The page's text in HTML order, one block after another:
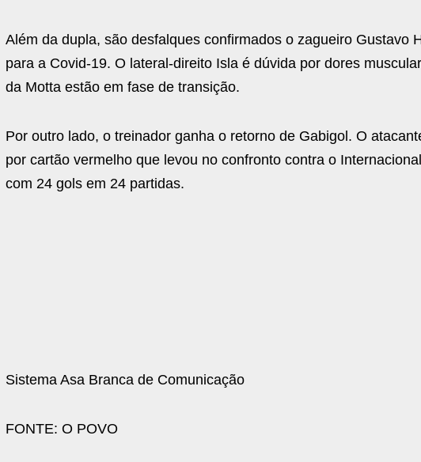
Além da dupla, são desfalques confirmados o zagueiro
para a Covid-19. O lateral-direito Isla é dúvida por dores
da Motta estão em fase de transição.
Por outro lado, o treinador ganha o retorno de Gabigol. O
por cartão vermelho que levou no confronto contra o
com 24 gols em 24 partidas.
Sistema Asa Branca de Comunicação
FONTE: O POVO